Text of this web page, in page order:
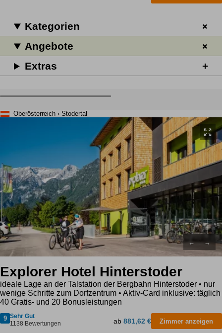
Kategorien
Angebote
Extras
Oberösterreich › Stodertal
← →
Explorer Hotel Hinterstoder
ideale Lage an der Talstation der Bergbahn Hinterstoder • nur
wenige Schritte zum Dorfzentrum • Aktiv-Card inklusive: täglich
40 Gratis- und 20 Bonusleistungen
9 Sehr Gut
1138 Bewertungen
ab 881,62 € Zimmer anzeigen